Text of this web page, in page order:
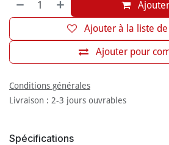
Ajouter pour
Ajouter à la liste
Conditions générales
Livraison : 2-3 jours ouvrables
Spécifications